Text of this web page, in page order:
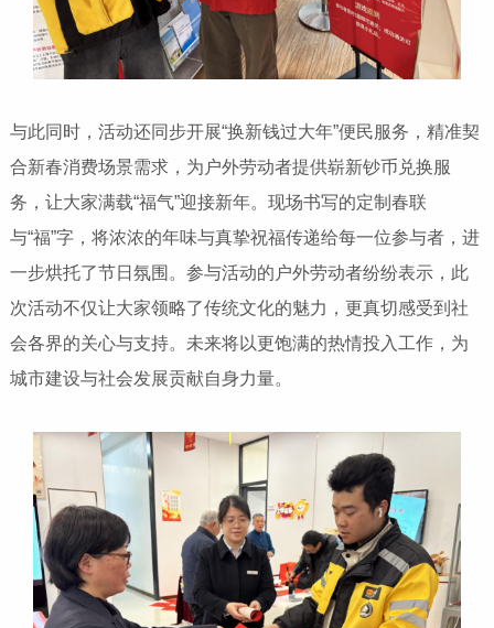
与此同时，活动还同步开展“换新钱过大年”便民服务，精准契
合新春消费场景需求，为户外劳动者提供崭新钞币兑换服
务，让大家满载“福气”迎接新年。现场书写的定制春联
与“福”字，将浓浓的年味与真挚祝福传递给每一位参与者，进
一步烘托了节日氛围。参与活动的户外劳动者纷纷表示，此
次活动不仅让大家领略了传统文化的魅力，更真切感受到社
会各界的关心与支持。未来将以更饱满的热情投入工作，为
城市建设与社会发展贡献自身力量。